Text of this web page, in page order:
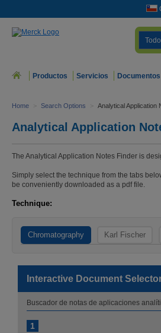
Todo
Productos Servicios Documentos
Home > Search Options > Analytical Application
Analytical Application
The Analytical Application Notes Finder is
Simply select the technique from the tabs
be conveniently downloaded as a pdf file.
Technique:
Chromatography Karl Fischer
Interactive Document
Buscador de notas de aplicaciones
1